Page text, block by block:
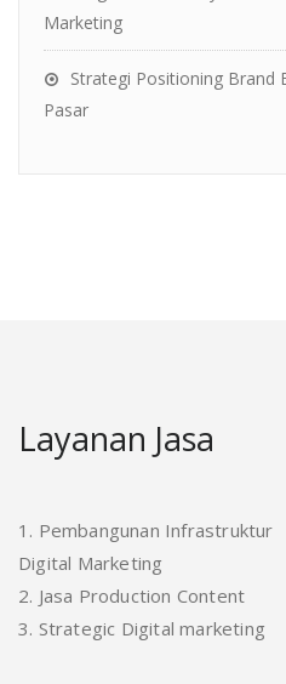
Marketing
Strategi Positioning Brand
Pasar
Layanan Jasa
1. Pembangunan Infrastruktur
Digital Marketing
2. Jasa Production Content
3. Strategic Digital marketing